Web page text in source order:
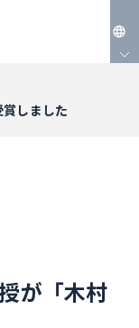
しました
が「木村